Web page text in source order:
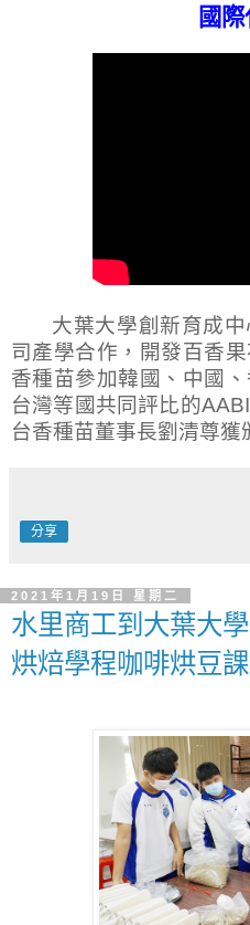
國
大葉大學創新育成
司產學合作，開發百香
香種苗參加韓國、中國
台灣等國共同評比的AABI
台香種苗董事長劉清尊獲
分享
2021年1月19日 星期二
水里商工到大葉大
烘焙學程咖啡烘豆